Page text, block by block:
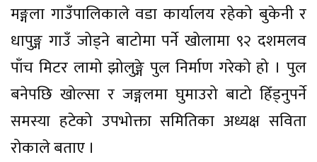
मङ्गला गाउँपालिकाले वडा कार्यालय रहेको बुकेनी र
धापुङ्ग गाउँ जोड्ने बाटोमा पर्ने खोलामा ९२ दशमलव
पाँच मिटर लामो झोलुङ्गे पुल निर्माण गरेको हो । पुल
बनेपछि खोल्सा र जङ्गलमा घुमाउरो बाटो हिँड्नुपर्ने
समस्या हटेको उपभोक्ता समितिका अध्यक्ष सविता
रोकाले बताए ।